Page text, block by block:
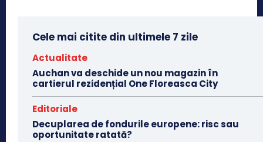
Cele mai citite din ultimele 7 zile
Actualitate
Auchan va deschide un nou magazin în
cartierul rezidențial One Floreasca City
Editoriale
Decuplarea de fondurile europene: risc sau
oportunitate ratată?